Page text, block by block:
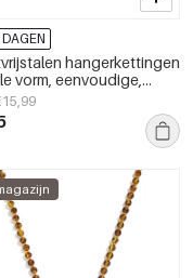
hangerkettingen
vorm, eenvoudige,
serie,